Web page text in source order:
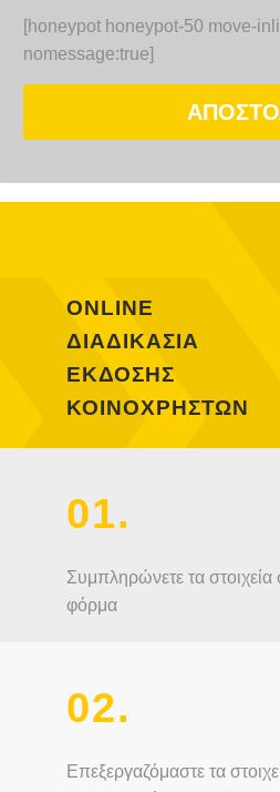
[honeypot honeypot-50 move-
nomessage:true]
ONLINE
ΔΙΑΔΙΚΑΣΙΑ
ΕΚΔΟΣΗΣ
ΚΟΙΝΟΧΡΗΣΤΩΝ
01.
Συμπληρώνετε τα
φόρμα
02.
Επεξεργαζόμαστε τα